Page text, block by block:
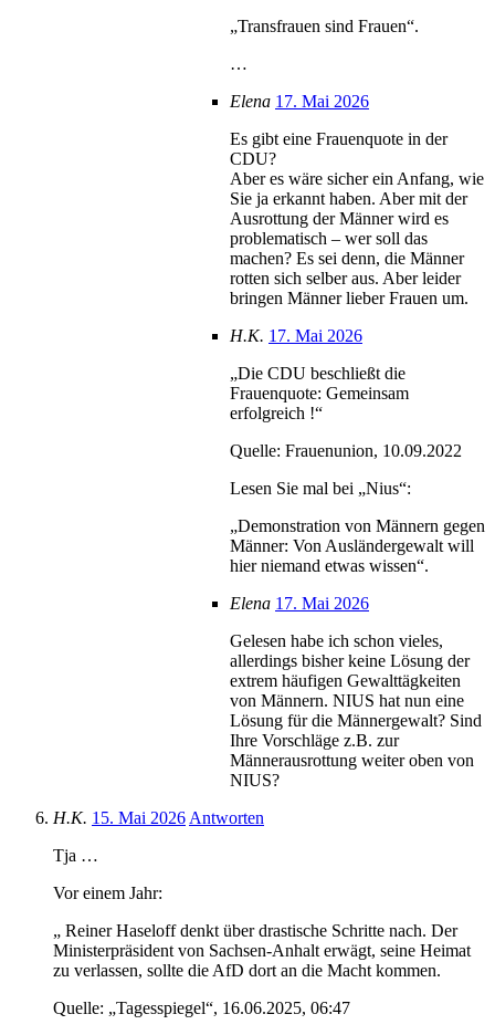
„Transfrauen sind Frauen“.
…
Elena 17. Mai 2026
Es gibt eine Frauenquote in der
CDU?
Aber es wäre sicher ein Anfang, wie
Sie ja erkannt haben. Aber mit der
Ausrottung der Männer wird es
problematisch – wer soll das
machen? Es sei denn, die Männer
rotten sich selber aus. Aber leider
bringen Männer lieber Frauen um.
H.K. 17. Mai 2026
„Die CDU beschließt die
Frauenquote: Gemeinsam
erfolgreich !“
Quelle: Frauenunion, 10.09.2022
Lesen Sie mal bei „Nius“:
„Demonstration von Männern gegen
Männer: Von Ausländergewalt will
hier niemand etwas wissen“.
Elena 17. Mai 2026
Gelesen habe ich schon vieles,
allerdings bisher keine Lösung der
extrem häufigen Gewalttägkeiten
von Männern. NIUS hat nun eine
Lösung für die Männergewalt? Sind
Ihre Vorschläge z.B. zur
Männerausrottung weiter oben von
NIUS?
H.K. 15. Mai 2026Antworten
Tja …
Vor einem Jahr:
„ Reiner Haseloff denkt über drastische Schritte nach. Der
Ministerpräsident von Sachsen-Anhalt erwägt, seine Heimat
zu verlassen, sollte die AfD dort an die Macht kommen.
Quelle: „Tagesspiegel“, 16.06.2025, 06:47